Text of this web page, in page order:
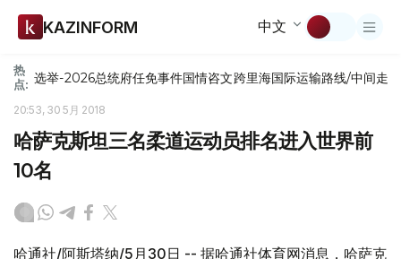
KAZINFORM 中文
热
点: 选举-2026总统府任免事件国情咨文跨里海国际运输路线/中间走廊
20:53, 30 5月 2018
哈萨克斯坦三名柔道运动员排名进入世界前
10名
哈通社/阿斯塔纳/5月30日 -- 据哈通社体育网消息，哈萨克